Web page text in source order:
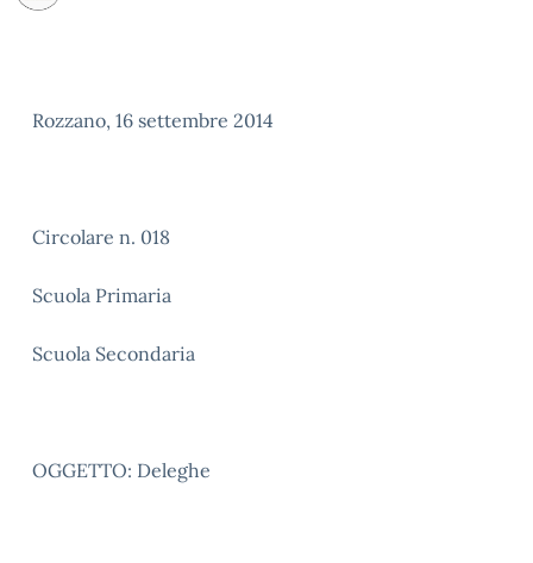
Rozzano, 16 settembre 2014
Circolare n. 018
Scuola Primaria
Scuola Secondaria
OGGETTO: Deleghe